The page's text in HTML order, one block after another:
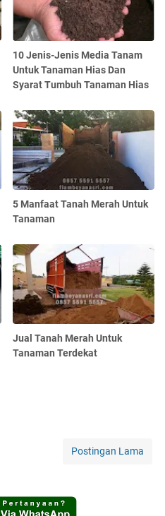
10 Jenis-Jenis Media Tanam
Untuk Tanaman Hias Dan
Syarat Tumbuh Tanaman Hias
5 Manfaat Tanah Merah Untuk
Tanaman
Jual Tanah Merah Untuk
Tanaman Terdekat
Postingan Lama